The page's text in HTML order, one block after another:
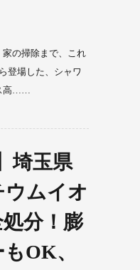
の掃除まで、これ
登場した、シャワ
高……
埼玉県
ムイオ
分！膨
OK、